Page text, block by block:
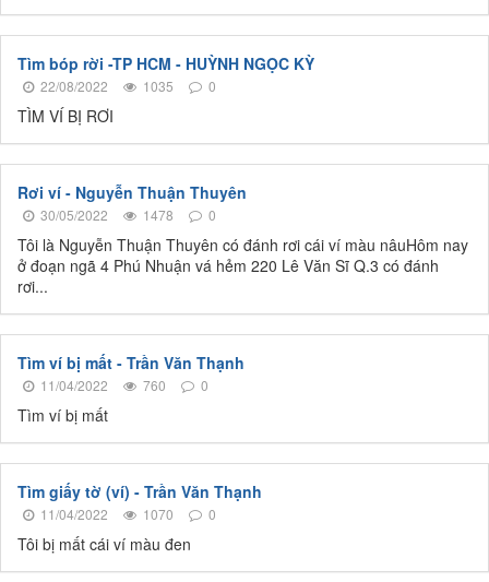
Tìm bóp rời -TP HCM - HUỲNH NGỌC KỲ
22/08/2022 1035 0
TÌM VÍ BỊ RƠI
Rơi ví - Nguyễn Thuận Thuyên
30/05/2022 1478 0
Tôi là Nguyễn Thuận Thuyên có đánh rơi cái ví màu nâuHôm nay
ở đoạn ngã 4 Phú Nhuận vá hẻm 220 Lê Văn Sĩ Q.3 có đánh
rơi...
Tìm ví bị mất - Trần Văn Thạnh
11/04/2022 760 0
Tìm ví bị mất
Tìm giấy tờ (ví) - Trần Văn Thạnh
11/04/2022 1070 0
Tôi bị mất cái ví màu đen